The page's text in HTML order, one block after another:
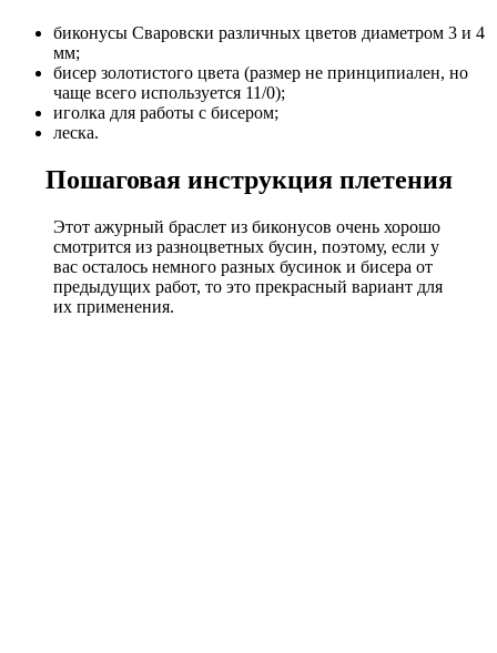
биконусы Сваровски различных цветов диаметром 3 и 4
мм;
бисер золотистого цвета (размер не принципиален, но
чаще всего используется 11/0);
иголка для работы с бисером;
леска.
Пошаговая инструкция плетения
Этот ажурный браслет из биконусов очень хорошо
смотрится из разноцветных бусин, поэтому, если у
вас осталось немного разных бусинок и бисера от
предыдущих работ, то это прекрасный вариант для
их применения.